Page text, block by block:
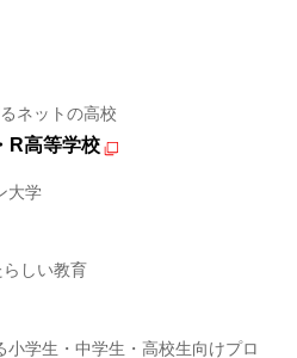
ネットの高校
R高等学校
大学
しい教育
学生・中学生・高校生向けプロ